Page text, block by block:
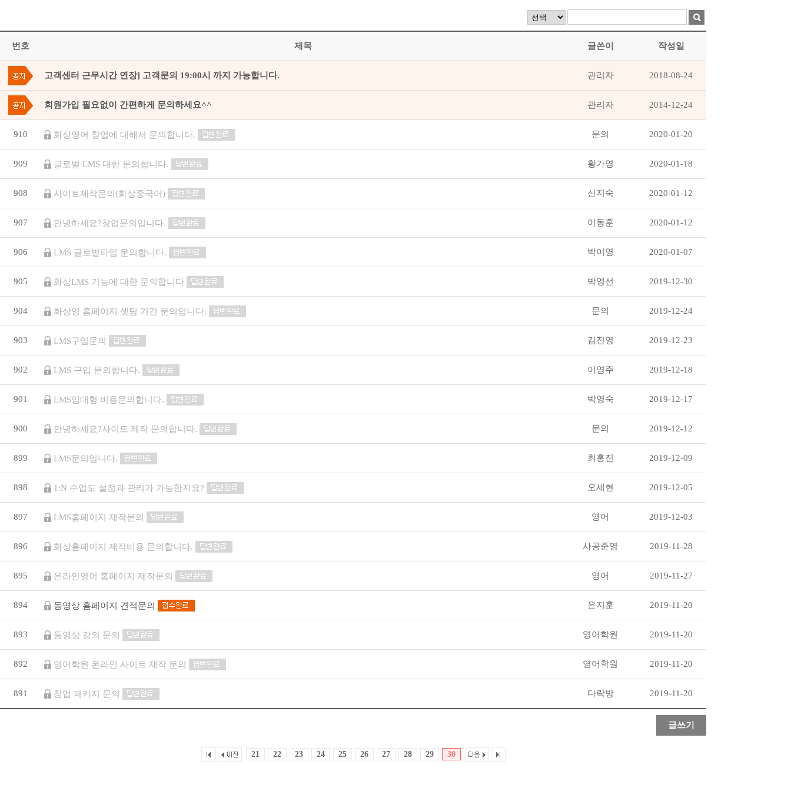
번호 제목 글쓴이 작성일
고객센터 근무시간 연장] 고객문의 19:00시 까지 가능합니다. 관리자 2018-08-24
회원가입 필요없이 간편하게 문의하세요^^ 관리자 2014-12-24
910 화상영어 창업에 대해서 문의합니다. 문의 2020-01-20
909 글로벌 LMS 대한 문의합니다. 황가영 2020-01-18
908 사이트제작문의(화상중국어) 신지숙 2020-01-12
907 안녕하세요?창업문의입니다. 이동훈 2020-01-12
906 LMS 글로벌타입 문의합니다. 박이영 2020-01-07
905 화상LMS 기능에 대한 문의합니다 박영선 2019-12-30
904 화상영 홈페이지 셋팅 기간 문의입니다. 문의 2019-12-24
903 LMS구입문의 김진영 2019-12-23
902 LMS 구입 문의합니다. 이영주 2019-12-18
901 LMS임대형 비용문의합니다. 박영숙 2019-12-17
900 안녕하세요?사이트 제작 문의합니다. 문의 2019-12-12
899 LMS문의입니다. 최홍진 2019-12-09
898 1:N 수업도 설정과 관리가 가능한지요? 오세현 2019-12-05
897 LMS홈페이지 제작문의 영어 2019-12-03
896 화상홈페이지 제작비용 문의합니다. 사공준영 2019-11-28
895 온라인영어 홈페이지 제작문의 영어 2019-11-27
894 동영상 홈페이지 견적문의 은지훈 2019-11-20
893 동영상 강의 문의 영어학원 2019-11-20
892 영어학원 온라인 사이트 제작 문의 영어학원 2019-11-20
891 창업 패키지 문의 다락방 2019-11-20
글쓰기
21 22 23 24 25 26 27 28 29 30